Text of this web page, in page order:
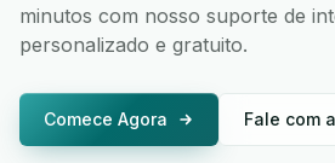
minutos com nosso suporte de
personalizado e gratuito.
Comece Agora Fale com